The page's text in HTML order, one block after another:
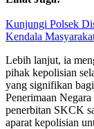
Kunjungi Polsek
Kendala
Lebih lanjut, ia
pihak kepolisian
yang signifikan
Penerimaan
penerbitan SKCK
aparat kepolisian